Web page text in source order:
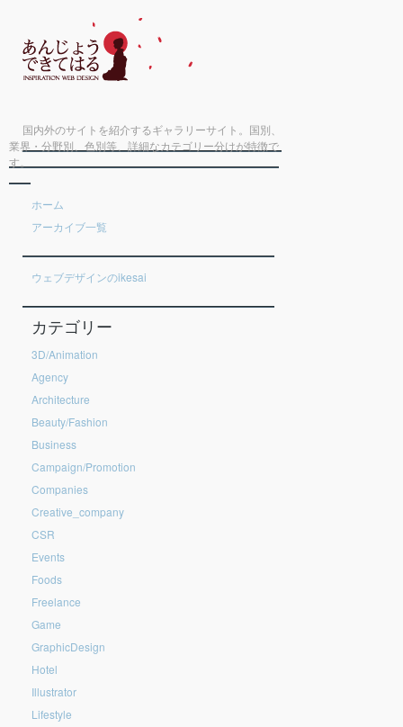
国内外のサイトを紹介するギャラリーサイト。国別、
業界・分野別、色別等、詳細なカテゴリー分けが特徴で
す。
ホーム
アーカイブ一覧
ウェブデザインのikesai
カテゴリー
3D/Animation
Agency
Architecture
Beauty/Fashion
Business
Campaign/Promotion
Companies
Creative_company
CSR
Events
Foods
Freelance
Game
GraphicDesign
Hotel
Illustrator
Lifestyle